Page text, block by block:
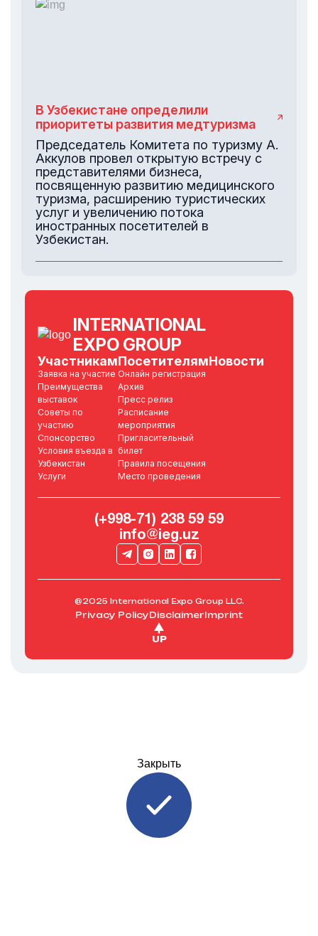
В Узбекистане определили
приоритеты развития медтуризма
Председатель Комитета по туризму А.
Аккулов провел открытую встречу с
представителями бизнеса,
посвященную развитию медицинского
туризма, расширению туристических
услуг и увеличению потока
иностранных посетителей в
Узбекистан.
INTERNATIONAL
EXPO GROUP
Участникам
Заявка на участие
Преимущества
выставок
Советы по
участию
Спонсорство
Условия въезда в
Узбекистан
Услуги
Посетителям
Онлайн регистрация
Архив
Пресс релиз
Расписание
мероприятия
Пригласительный
билет
Правила посещения
Место проведения
Новости
(+998-71) 238 59 59
info@ieg.uz
@2025 International Expo Group LLC.
Privacy PolicyDisclaimerImprint
UP
Закрыть